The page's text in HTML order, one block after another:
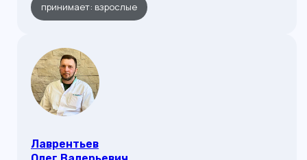
принимает: взрослые
Лаврентьев
Контакты
Адреса филиалов: